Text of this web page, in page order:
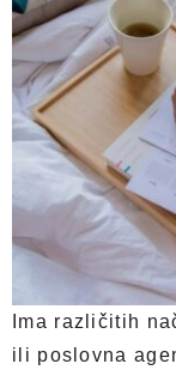
Ima različitih
ili poslovna